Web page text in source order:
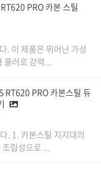
PRO 카본 스틸
. 이 제품은 뛰어난 가성
쿨러로 강력...
RT620 PRO 카본스틸 듀
. 1. 카본스틸 지지대의
립성으로 ...